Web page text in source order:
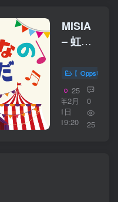
Magic＂【48kHz／24bit】日本区
MISIA
– 虹～
ー～
【48kHz
／
24bit】
日本区
〖OppsUplus
25
年2月
1日
19:20
0
25